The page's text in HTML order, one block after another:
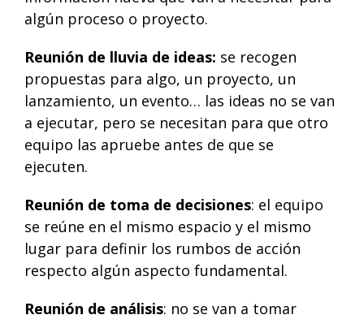
algún proceso o proyecto.
Reunión de lluvia de ideas: se recogen
propuestas para algo, un proyecto, un
lanzamiento, un evento… las ideas no se van
a ejecutar, pero se necesitan para que otro
equipo las apruebe antes de que se
ejecuten.
Reunión de toma de decisiones: el equipo
se reúne en el mismo espacio y el mismo
lugar para definir los rumbos de acción
respecto algún aspecto fundamental.
Reunión de análisis: no se van a tomar